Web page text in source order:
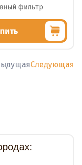
фильтр
Следующая